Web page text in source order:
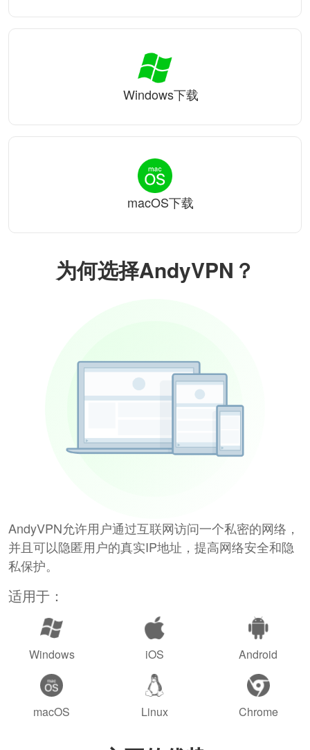
为何选择AndyVPN？
AndyVPN允许用户通过互联网访问一个私密的网络，
并且可以隐匿用户的真实IP地址，提高网络安全和隐
私保护。
适用于：
Windows iOS Android
macOS Linux Chrome
Windows下载
macOS下载